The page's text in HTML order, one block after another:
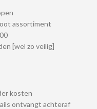
assortiment
[wel zo veilig]
kosten
ontvangt achteraf